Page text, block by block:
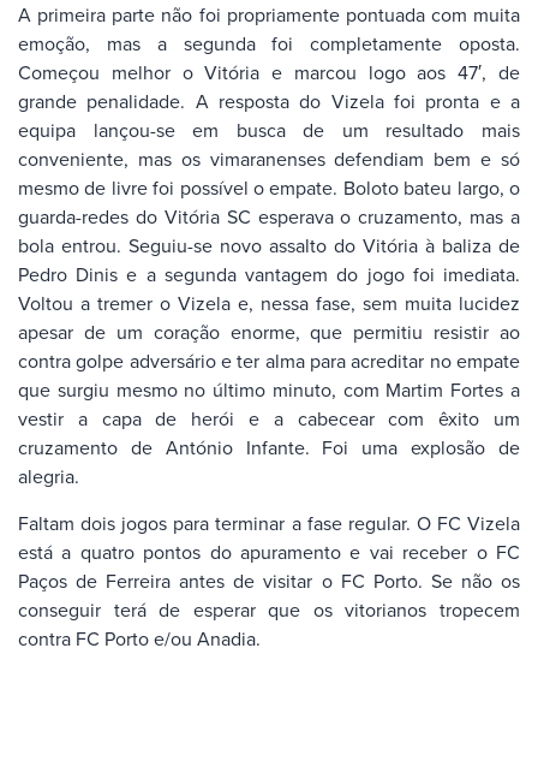
A primeira parte não foi propriamente pontuada com muita
emoção, mas a segunda foi completamente oposta.
Começou melhor o Vitória e marcou logo aos 47′, de
grande penalidade. A resposta do Vizela foi pronta e a
equipa lançou-se em busca de um resultado mais
conveniente, mas os vimaranenses defendiam bem e só
mesmo de livre foi possível o empate. Boloto bateu largo, o
guarda-redes do Vitória SC esperava o cruzamento, mas a
bola entrou. Seguiu-se novo assalto do Vitória à baliza de
Pedro Dinis e a segunda vantagem do jogo foi imediata.
Voltou a tremer o Vizela e, nessa fase, sem muita lucidez
apesar de um coração enorme, que permitiu resistir ao
contra golpe adversário e ter alma para acreditar no empate
que surgiu mesmo no último minuto, com Martim Fortes a
vestir a capa de herói e a cabecear com êxito um
cruzamento de António Infante. Foi uma explosão de
alegria.
Faltam dois jogos para terminar a fase regular. O FC Vizela
está a quatro pontos do apuramento e vai receber o FC
Paços de Ferreira antes de visitar o FC Porto. Se não os
conseguir terá de esperar que os vitorianos tropecem
contra FC Porto e/ou Anadia.